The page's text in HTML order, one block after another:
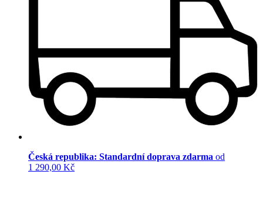
Česká republika: Standardní doprava zdarma od
1 290,00 Kč